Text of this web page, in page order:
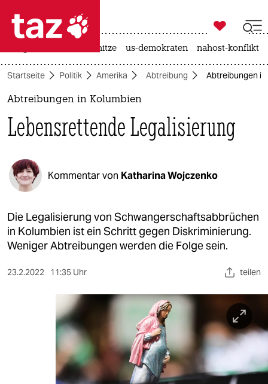
 taz zahl ich
taz zahl ich
politik
öko
gesellschaft
kultur
sport
berlin
wahrheit

taz zahl ich
hitze us-demokraten nahost-konflikt
Startseite Politik Amerika Abtreibung Abtreibungen
Abtreibungen in Kolumbien
Lebensrettende Legalisierung
Kommentar von Katharina Wojczenko
Die Legalisierung von Schwangerschaftsabbrüchen
in Kolumbien ist ein Schritt gegen Diskriminierung.
Weniger Abtreibungen werden die Folge sein.
23.2.2022 11:35 Uhr teilen